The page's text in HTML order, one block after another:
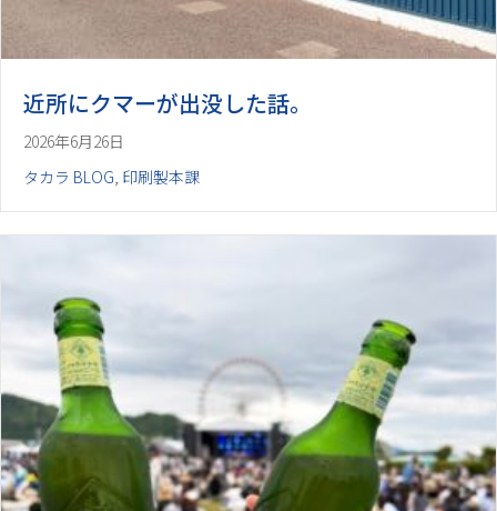
近所にクマーが出没した話。
2026年6月26日
タカラ BLOG, 印刷製本課